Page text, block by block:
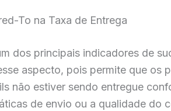
To na Taxa de Entrega
dos principais indicadores de
aspecto, pois permite que os
não estiver sendo entregue
de envio ou a qualidade do